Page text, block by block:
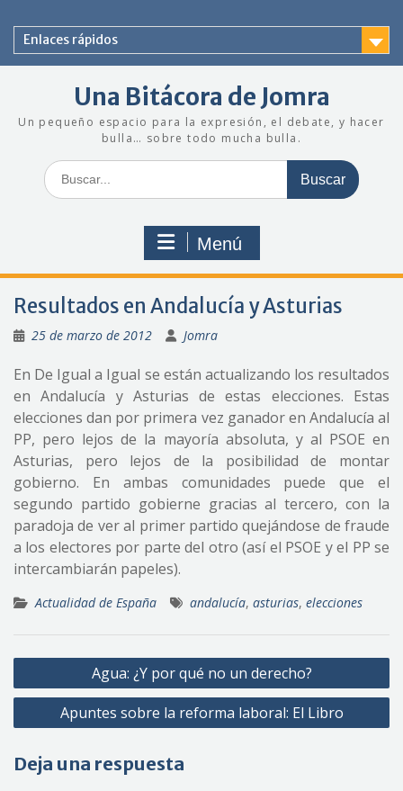
contenido
Enlaces rápidos
Una Bitácora de Jomra
Un pequeño espacio para la expresión, el debate, y hacer
bulla… sobre todo mucha bulla.
Buscar:
Menú
Resultados en Andalucía y Asturias
25 de marzo de 2012 Jomra
En De Igual a Igual se están actualizando los resultados
en Andalucía y Asturias de estas elecciones. Estas
elecciones dan por primera vez ganador en Andalucía al
PP, pero lejos de la mayoría absoluta, y al PSOE en
Asturias, pero lejos de la posibilidad de montar
gobierno. En ambas comunidades puede que el
segundo partido gobierne gracias al tercero, con la
paradoja de ver al primer partido quejándose de fraude
a los electores por parte del otro (así el PSOE y el PP se
intercambiarán papeles).
Actualidad de España andalucía, asturias, elecciones
Navegación
de
entradas
Agua: ¿Y por qué no un derecho?
Apuntes sobre la reforma laboral: El Libro
Deja una respuesta